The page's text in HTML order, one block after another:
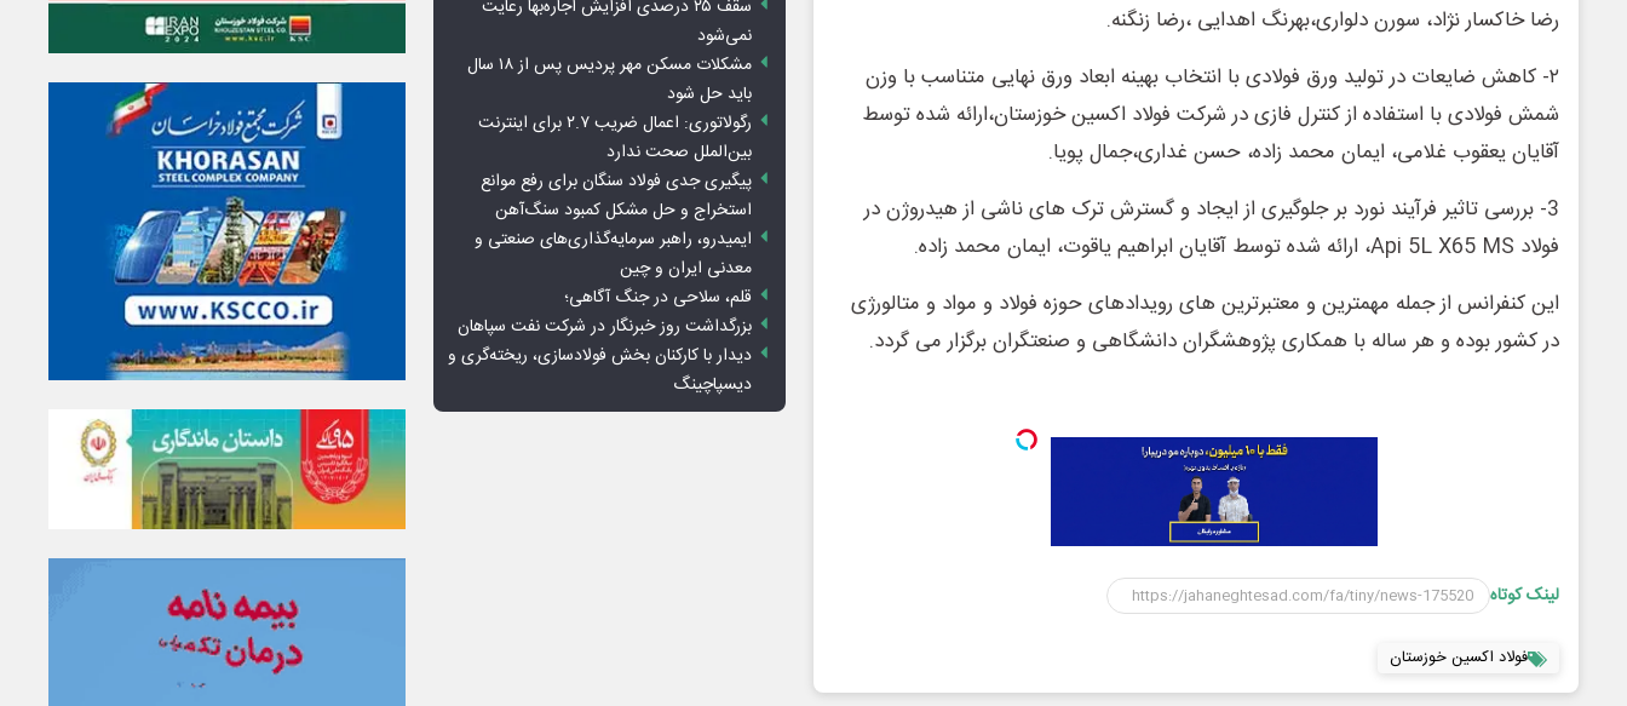
رضا خاکسار نژاد، سورن دلواری،بهرنگ اهدایی ،رضا زنگنه.
۲- کاهش ضایعات در تولید ورق فولادی با انتخاب بهینه ابعاد ورق نهایی متناسب با وزن
شمش فولادی با استفاده از کنترل فازی در شرکت فولاد اکسین خوزستان،ارائه شده توسط
آقایان یعقوب غلامی، ایمان محمد زاده، حسن غداری،جمال پویا.
3- بررسی تاثیر فرآیند نورد بر جلوگیری از ایجاد و گسترش ترک های ناشی از هیدروژن در
فولاد Api 5L X65 MS، ارائه شده توسط آقایان ابراهیم یاقوت، ایمان محمد زاده.
این کنفرانس از جمله مهمترین و معتبرترین های رویدادهای حوزه فولاد و مواد و متالورژی
در کشور بوده و هر ساله با همکاری پژوهشگران دانشگاهی و صنعتگران برگزار می گردد.
لینک کوتاه
فولاد اکسین خوزستان
سقف ۲۵ درصدی افزایش اجاره‌بها رعایت
نمی‌شود
مشکلات مسکن مهر پردیس پس از ۱۸ سال
باید حل شود
رگولاتوری: اعمال ضریب ۲.۷ برای اینترنت
بین‌الملل صحت ندارد
پیگیری جدی فولاد سنگان برای رفع موانع
استخراج و حل مشکل کمبود سنگ‌آهن
ایمیدرو، راهبر سرمایه‌گذاری‌های صنعتی و
معدنی ایران و چین
قلم، سلاحی در جنگ آگاهی؛
بزرگداشت روز خبرنگار در شرکت نفت سپاهان
دیدار با کارکنان بخش فولادسازی، ریخته‌گری و
دیسپاچینگ